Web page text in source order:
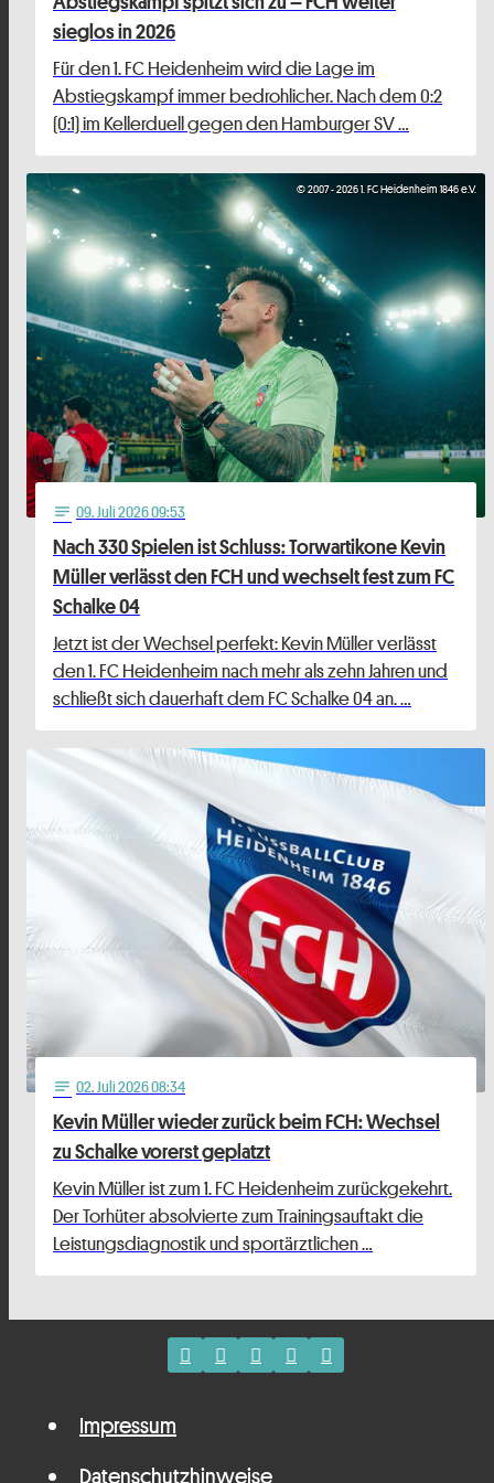
sieglos in 2026
Für den 1. FC Heidenheim wird die Lage im
Abstiegskampf immer bedrohlicher. Nach dem 0:2
(0:1) im Kellerduell gegen den Hamburger SV …
© 2007 - 2026 1. FC Heidenheim 1846 e.V.
notes 09. Juli 2026 09:53
Nach 330 Spielen ist Schluss: Torwartikone Kevin
Müller verlässt den FCH und wechselt fest zum FC
Schalke 04
Jetzt ist der Wechsel perfekt: Kevin Müller verlässt
den 1. FC Heidenheim nach mehr als zehn Jahren und
schließt sich dauerhaft dem FC Schalke 04 an. …
notes 02. Juli 2026 08:34
Kevin Müller wieder zurück beim FCH: Wechsel
zu Schalke vorerst geplatzt
Kevin Müller ist zum 1. FC Heidenheim zurückgekehrt.
Der Torhüter absolvierte zum Trainingsauftakt die
Leistungsdiagnostik und sportärztlichen …
Impressum
Datenschutzhinweise